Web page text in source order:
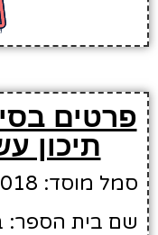
פרטים
תיכון
סמל מוסד: 10378018
שם בית הספר: